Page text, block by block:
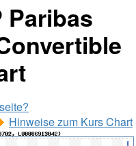
Paribas
Hinweise zum Kurs Chart